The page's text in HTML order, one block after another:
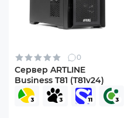
0
Сервер ARTLINE
Business T81 (T81v24)